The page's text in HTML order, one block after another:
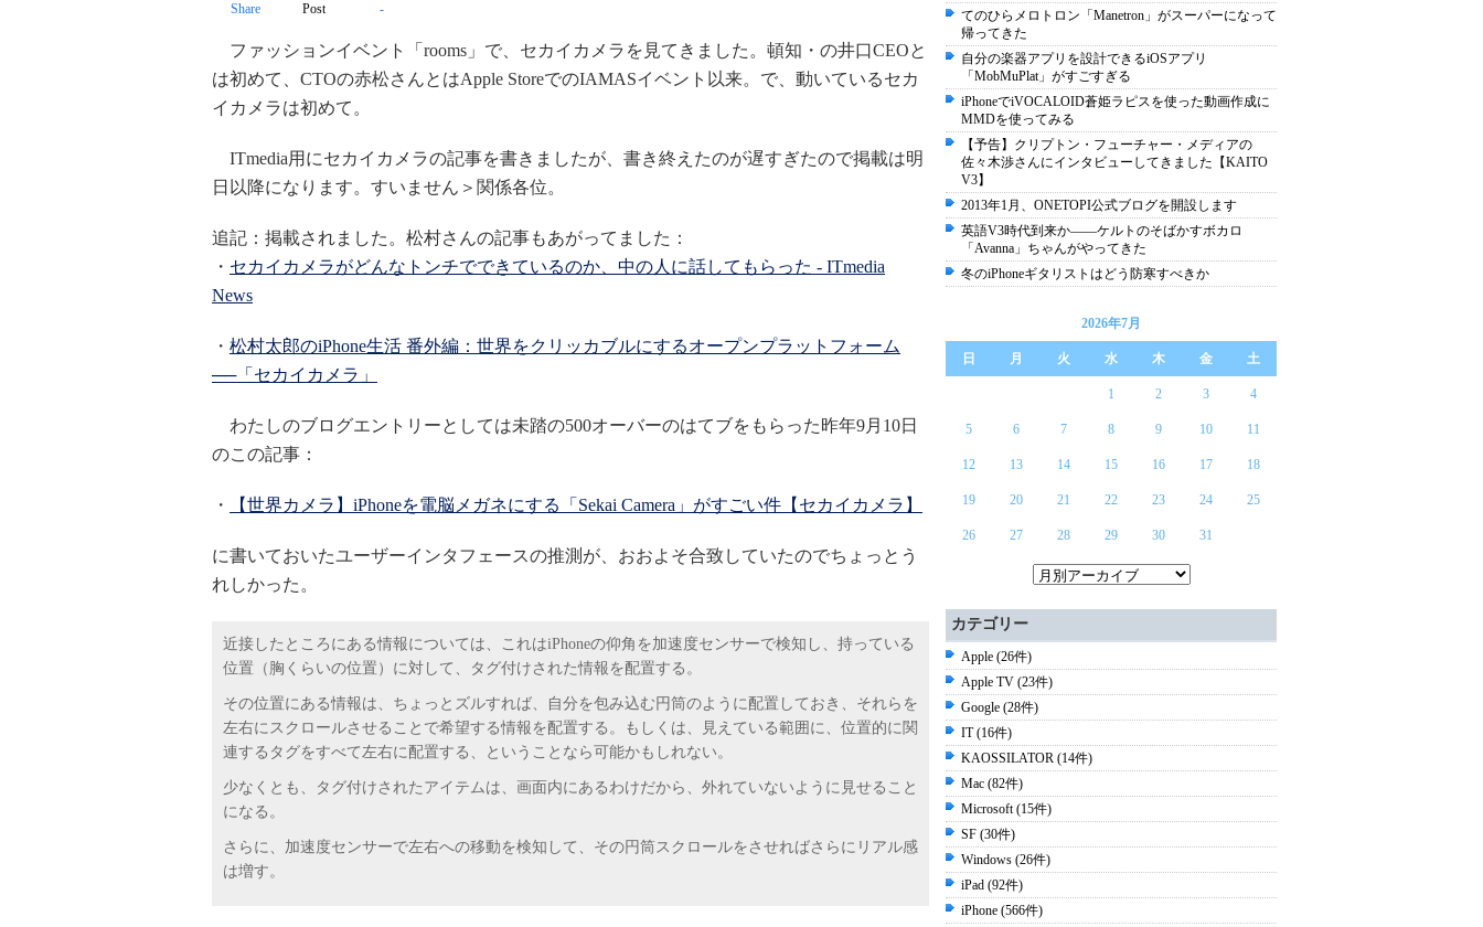
Share Post -
ファッションイベント「rooms」で、セカイカメラを見てきました。頓知・の井口CEOと
は初めて、CTOの赤松さんとはApple StoreでのIAMASイベント以来。で、動いているセカ
イカメラは初めて。
ITmedia用にセカイカメラの記事を書きましたが、書き終えたのが遅すぎたので掲載は明
日以降になります。すいません＞関係各位。
追記：掲載されました。松村さんの記事もあがってました：
・ セカイカメラがどんなトンチでできているのか、中の人に話してもらった - ITmedia
News
・ 松村太郎のiPhone生活 番外編：世界をクリッカブルにするオープンプラットフォーム
──「セカイカメラ」
わたしのブログエントリーとしては未踏の500オーバーのはてブをもらった昨年9月10日
のこの記事：
・ 【世界カメラ】iPhoneを電脳メガネにする「Sekai Camera」がすごい件【セカイカメラ】
に書いておいたユーザーインタフェースの推測が、おおよそ合致していたのでちょっとう
れしかった。
近接したところにある情報については、これはiPhoneの仰角を加速度センサーで検知し、持っている
位置（胸くらいの位置）に対して、タグ付けされた情報を配置する。
その位置にある情報は、ちょっとズルすれば、自分を包み込む円筒のように配置しておき、それらを
左右にスクロールさせることで希望する情報を配置する。もしくは、見えている範囲に、位置的に関
連するタグをすべて左右に配置する、ということなら可能かもしれない。
少なくとも、タグ付けされたアイテムは、画面内にあるわけだから、外れていないように見せること
になる。
さらに、加速度センサーで左右への移動を検知して、その円筒スクロールをさせればさらにリアル感
は増す。
てのひらメロトロン「Manetron」がスーパーになって
帰ってきた
自分の楽器アプリを設計できるiOSアプリ
「MobMuPlat」がすごすぎる
iPhoneでiVOCALOID蒼姫ラピスを使った動画作成に
MMDを使ってみる
【予告】クリプトン・フューチャー・メディアの
佐々木渉さんにインタビューしてきました【KAITO
V3】
2013年1月、ONETOPI公式ブログを開設します
英語V3時代到来か――ケルトのそばかすボカロ
「Avanna」ちゃんがやってきた
冬のiPhoneギタリストはどう防寒すべきか
2026年7月
日 月 火 水 木 金 土
1 2 3 4
5 6 7 8 9 10 11
12 13 14 15 16 17 18
19 20 21 22 23 24 25
26 27 28 29 30 31
カテゴリー
Apple (26件)
Apple TV (23件)
Google (28件)
IT (16件)
KAOSSILATOR (14件)
Mac (82件)
Microsoft (15件)
SF (30件)
Windows (26件)
iPad (92件)
iPhone (566件)